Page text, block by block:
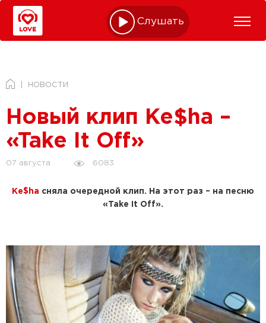
Слушать online
НОВОСТИ
Новый клип Ke$ha –
«Take It Off»
07 августа 6083
Ke$ha сняла очередной клип. На этот раз – на песню
«Take It Off».